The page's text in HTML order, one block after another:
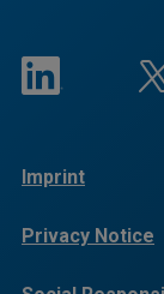
Imprint
Privacy Notice